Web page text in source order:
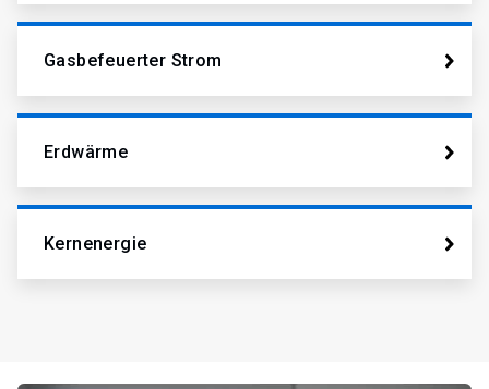
Gasbefeuerter Strom
Erdwärme
Kernenergie